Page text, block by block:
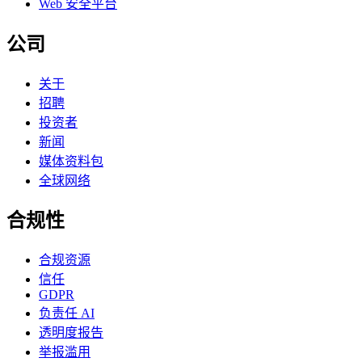
Web 安全平台
公司
关于
招聘
投资者
新闻
媒体资料包
全球网络
合规性
合规资源
信任
GDPR
负责任 AI
透明度报告
举报滥用